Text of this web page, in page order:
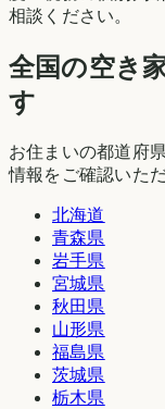
相談ください。
全国の空き
す
お住まいの都道府
情報をご確認いた
北海道
青森県
岩手県
宮城県
秋田県
山形県
福島県
茨城県
栃木県